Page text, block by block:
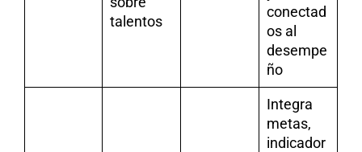
talentos
conectad
os al
desempe
ño
Integra
metas,
indicador